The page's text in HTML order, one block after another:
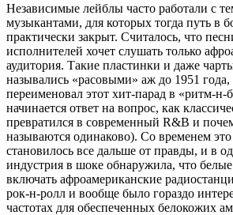
Независимые лейблы часто работали с
музыкантами, для которых тогда путь в
практически закрыт. Считалось, что
исполнителей хочет слушать только
аудитория. Такие пластинки и даже
назывались «расовыми» аж до 1951 года,
переименовал этот хит-парад в «ритм-н-
начинается ответ на вопрос, как
превратился в современный R&B и
называются одинаково). Со временем
становилось все дальше от правды, и в
индустрия в шоке обнаружила, что
включать афроамериканские
рок-н-ролл и вообще было гораздо
частотах для обеспеченных белокожих